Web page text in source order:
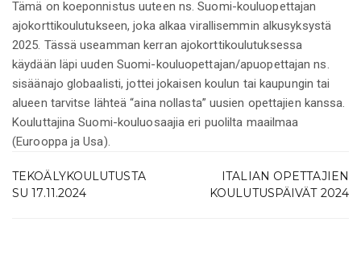
Tämä on koeponnistus uuteen ns. Suomi-kouluopettajan
ajokorttikoulutukseen, joka alkaa virallisemmin alkusyksystä
2025. Tässä useamman kerran ajokorttikoulutuksessa
käydään läpi uuden Suomi-kouluopettajan/apuopettajan ns.
sisäänajo globaalisti, jottei jokaisen koulun tai kaupungin tai
alueen tarvitse lähteä “aina nollasta” uusien opettajien kanssa.
Kouluttajina Suomi-kouluosaajia eri puolilta maailmaa
(Eurooppa ja Usa).
TEKOÄLYKOULUTUSTA
SU 17.11.2024
ITALIAN OPETTAJIEN
KOULUTUSPÄIVÄT 2024